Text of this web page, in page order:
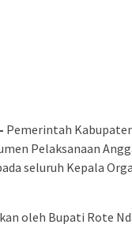
Pemerintah
Pelaksanaan
seluruh Kepala
oleh Bupati Rote